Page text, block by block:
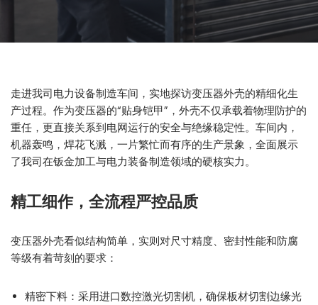
走进我司电力设备制造车间，实地探访变压器外壳的精细化生
产过程。作为变压器的“贴身铠甲”，外壳不仅承载着物理防护的
重任，更直接关系到电网运行的安全与绝缘稳定性。车间内，
机器轰鸣，焊花飞溅，一片繁忙而有序的生产景象，全面展示
了我司在钣金加工与电力装备制造领域的硬核实力。
精工细作，全流程严控品质
变压器外壳看似结构简单，实则对尺寸精度、密封性能和防腐
等级有着苛刻的要求：
精密下料：采用进口数控激光切割机，确保板材切割边缘光